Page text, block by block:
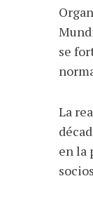
se
La
en la